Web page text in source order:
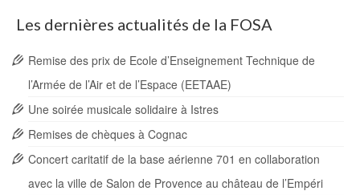
Les dernières actualités de la FOSA
Remise des prix de Ecole d’Enseignement Technique de
l’Armée de l’Air et de l’Espace (EETAAE)
Une soirée musicale solidaire à Istres
Remises de chèques à Cognac
Concert caritatif de la base aérienne 701 en collaboration
avec la ville de Salon de Provence au château de l’Empéri